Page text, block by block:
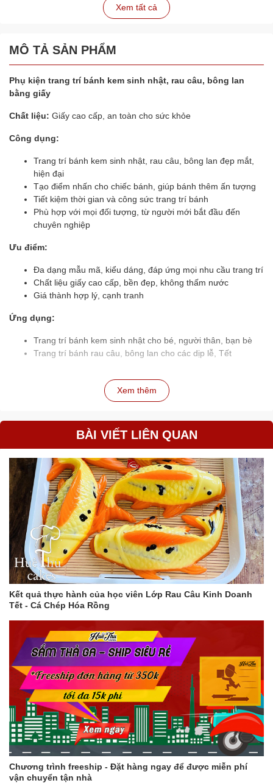
Xem tất cả
MÔ TẢ SẢN PHẨM
Phụ kiện trang trí bánh kem sinh nhật, rau câu, bông lan
bằng giấy
Chất liệu: Giấy cao cấp, an toàn cho sức khỏe
Công dụng:
Trang trí bánh kem sinh nhật, rau câu, bông lan đẹp mắt,
hiện đại
Tạo điểm nhấn cho chiếc bánh, giúp bánh thêm ấn tượng
Tiết kiệm thời gian và công sức trang trí bánh
Phù hợp với mọi đối tượng, từ người mới bắt đầu đến
chuyên nghiệp
Ưu điểm:
Đa dạng mẫu mã, kiểu dáng, đáp ứng mọi nhu cầu trang trí
Chất liệu giấy cao cấp, bền đẹp, không thấm nước
Giá thành hợp lý, cạnh tranh
Ứng dụng:
Trang trí bánh kem sinh nhật cho bé, người thân, bạn bè
Trang trí bánh rau câu, bông lan cho các dịp lễ, Tết
Xem thêm
BÀI VIẾT LIÊN QUAN
Kết quả thực hành của học viên Lớp Rau Câu Kinh Doanh
Tết - Cá Chép Hóa Rồng
Chương trình freeship - Đặt hàng ngay để được miễn phí
vận chuyển tận nhà